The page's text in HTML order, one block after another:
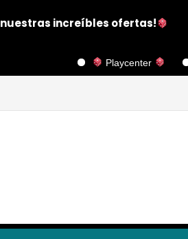
Playcenter
nuestras increíbles ofertas!